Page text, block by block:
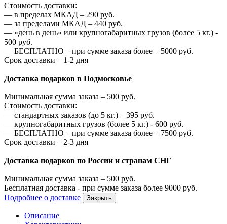
Стоимость доставки:
— в пределах МКАД – 290 руб.
— за пределами МКАД – 440 руб.
— «день в день» или крупногабаритных грузов (более 5 кг.) -
500 руб.
— БЕСПЛАТНО – при сумме заказа более – 5000 руб.
Срок доставки – 1-2 дня
Доставка подарков в Подмосковье
Минимальная сумма заказа – 500 руб.
Стоимость доставки:
— стандартных заказов (до 5 кг.) – 395 руб.
— крупногабаритных грузов (более 5 кг.) - 600 руб.
— БЕСПЛАТНО – при сумме заказа более – 7500 руб.
Срок доставки – 2-3 дня
Доставка подарков по России и странам СНГ
Минимальная сумма заказа – 500 руб.
Бесплатная доставка - при сумме заказа более 9000 руб.
Подробнее о доставке
Закрыть
Описание